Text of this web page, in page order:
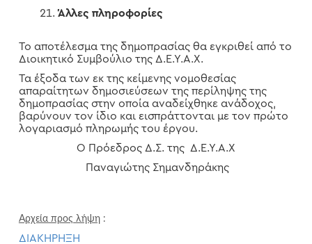
Άλλες πληροφορίες
Το αποτέλεσμα της δημοπρασίας θα εγκριθεί από το
Διοικητικό Συμβούλιο της Δ.Ε.Υ.Α.Χ.
Τα έξοδα των εκ της κείμενης νομοθεσίας
απαραίτητων δημοσιεύσεων της περίληψης της
δημοπρασίας στην οποία αναδείχθηκε ανάδοχος,
βαρύνουν τον ίδιο και εισπράττονται με τον πρώτο
λογαριασμό πληρωμής του έργου.
Ο Πρόεδρος Δ.Σ. της Δ.Ε.Υ.Α.Χ
Παναγιώτης Σημανδηράκης
Αρχεία προς λήψη:
ΔΙΑΚΗΡΗΞΗ